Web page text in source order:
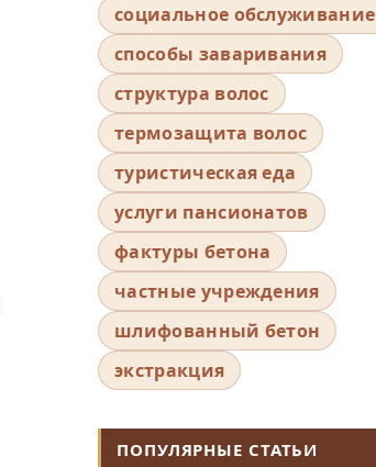
социальное обслуживание
способы заваривания
структура волос
термозащита волос
туристическая еда
услуги пансионатов
фактуры бетона
частные учреждения
шлифованный бетон
экстракция
ПОПУЛЯРНЫЕ СТАТЬИ